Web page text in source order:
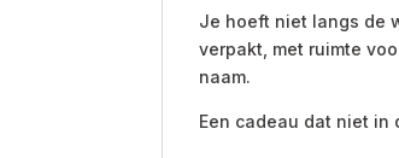
Je hoeft niet langs de
verpakt, met ruimte
naam.
Een cadeau dat niet in